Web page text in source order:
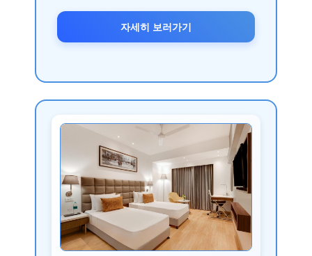
자세히 보러가기